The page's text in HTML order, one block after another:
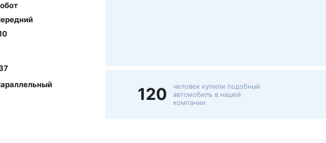
120
человек купили подобный
автомобиль в нашей
компании